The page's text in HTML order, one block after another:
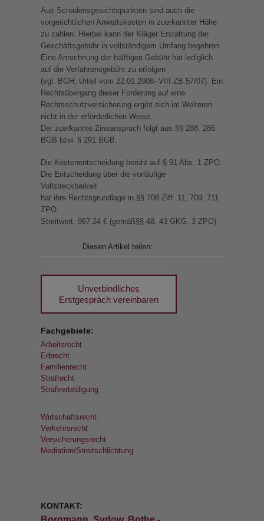
Aus Schadensgesichtspunkten sind auch die
vorgerichtlichen Anwaltskosten in zuerkannter Höhe
zu zahlen. Hierbei kann der Kläger Erstattung der
Geschäftsgebühr in vollständigem Umfang begehren.
Eine Anrechnung der hälftigen Gebühr hat lediglich
auf die Verfahrensgebühr zu erfolgen
(vgl. BGH, Urteil vom 22.01.2008- VIII ZB 57/07). Ein
Rechtsübergang dieser Forderung auf eine
Rechtsschutzversicherung ergibt sich im Weiteren
nicht in der erforderlichen Weise.
Der zuerkannte Zinsanspruch folgt aus §§ 288, 286
BGB bzw. § 291 BGB.
Die Kostenentscheidung beruht auf § 91 Abs. 1 ZPO.
Die Entscheidung über die vorläufige
Vollstreckbarkeit
hat ihre Rechtsgrundlage in §§ 708 Ziff. 11, 709, 711
ZPO.
Streitwert: 967,24 € (gemäß§§ 48, 43 GKG, 3 ZPO)
Diesen Artikel teilen:
Unverbindliches
Erstgespräch vereinbaren
Fachgebiete:
Arbeitsrecht
Erbrecht
Familienrecht
Strafrecht
Strafverteidigung
Wirtschaftsrecht
Verkehrsrecht
Versicherungsrecht
Mediation/Streitschlichtung
KONTAKT: